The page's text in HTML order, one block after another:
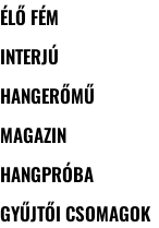
ÉLŐ FÉM
INTERJÚ
HANGERŐMŰ
MAGAZIN
HANGPRÓBA
GYŰJTŐI CSOMAGOK